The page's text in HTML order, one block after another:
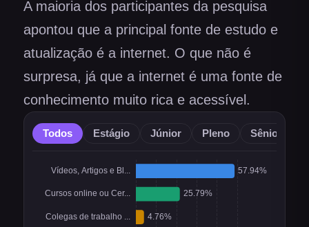
A maioria dos participantes da pesquisa
apontou que a principal fonte de estudo e
atualização é a internet. O que não é
surpresa, já que a internet é uma fonte de
conhecimento muito rica e acessível.
Todos Estágio Júnior Pleno Sênior